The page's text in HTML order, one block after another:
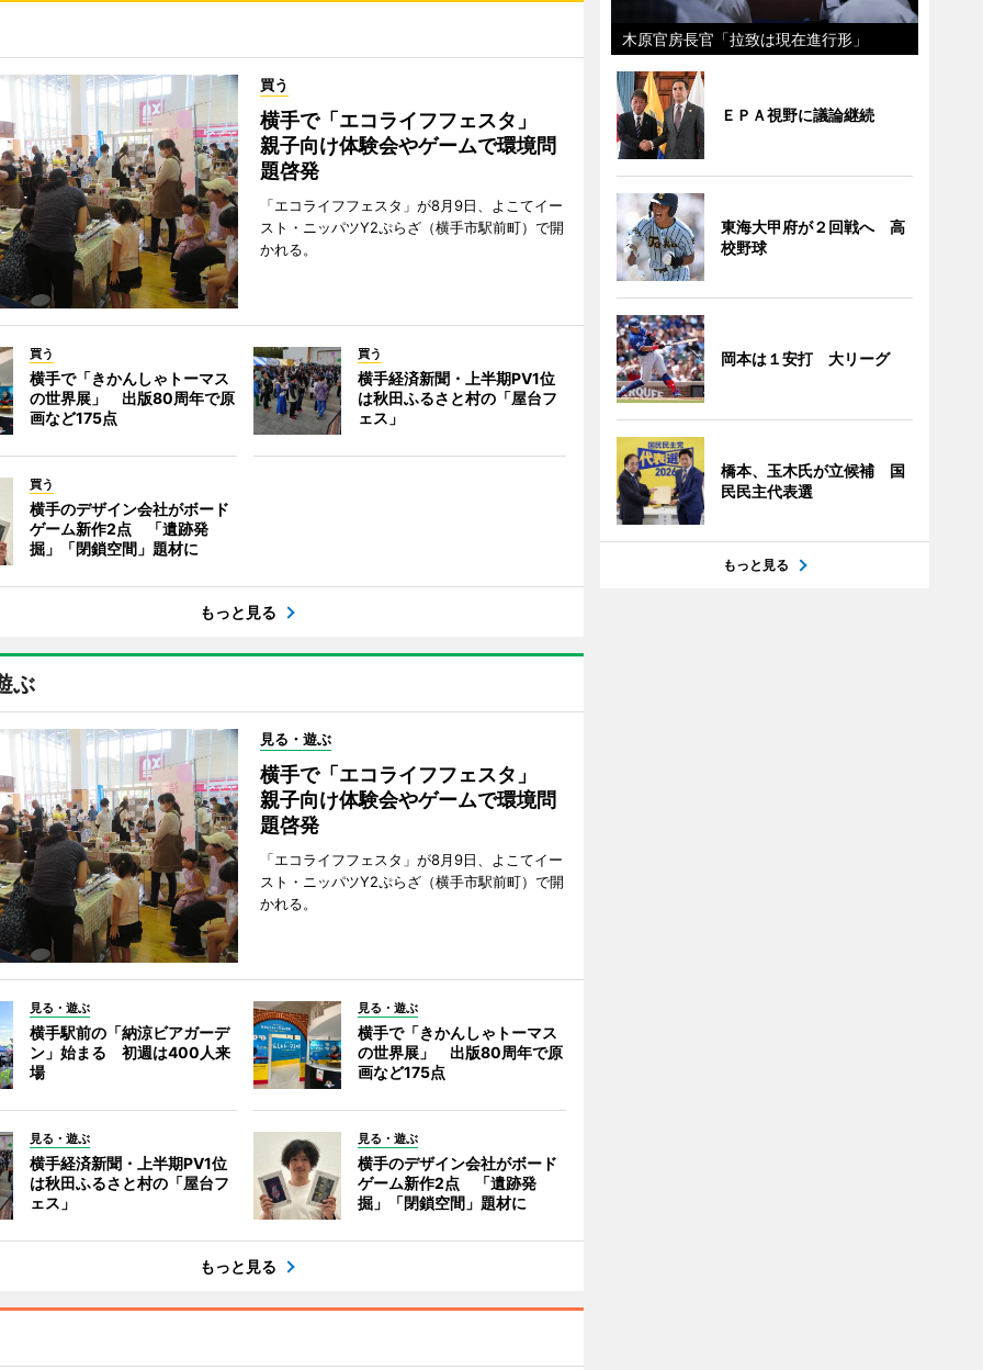
買う
横手で「エコライフフェスタ」
親子向け体験会やゲームで環境問
題啓発
「エコライフフェスタ」が8月9日、よこてイー
スト・ニッパツY2ぷらざ（横手市駅前町）で開
かれる。
買う
横手で「きかんしゃトーマス
の世界展」 出版80周年で原
画など175点
買う
横手経済新聞・上半期PV1位
は秋田ふるさと村の「屋台フ
ェス」
買う
横手のデザイン会社がボード
ゲーム新作2点 「遺跡発
掘」「閉鎖空間」題材に
もっと見る
ぶ
見る・遊ぶ
横手で「エコライフフェスタ」
親子向け体験会やゲームで環境問
題啓発
「エコライフフェスタ」が8月9日、よこてイー
スト・ニッパツY2ぷらざ（横手市駅前町）で開
かれる。
見る・遊ぶ
横手駅前の「納涼ビアガーデ
ン」始まる 初週は400人来
場
見る・遊ぶ
横手で「きかんしゃトーマス
の世界展」 出版80周年で原
画など175点
見る・遊ぶ
横手経済新聞・上半期PV1位
は秋田ふるさと村の「屋台フ
ェス」
見る・遊ぶ
横手のデザイン会社がボード
ゲーム新作2点 「遺跡発
掘」「閉鎖空間」題材に
もっと見る
木原官房長官「拉致は現在進行形」
ＥＰＡ視野に議論継続
東海大甲府が２回戦へ 高
校野球
岡本は１安打 大リーグ
橋本、玉木氏が立候補 国
民民主代表選
もっと見る